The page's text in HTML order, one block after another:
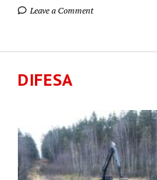
Leave a Comment
DIFESA